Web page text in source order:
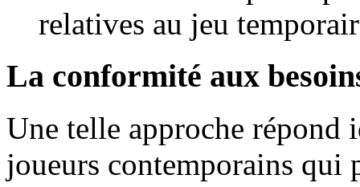
relatives au jeu
La conformité aux
Une telle approche répond
joueurs contemporains